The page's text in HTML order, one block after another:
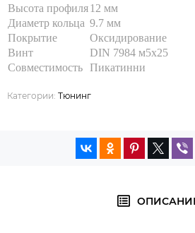
Высота профиля12 мм
Диаметр кольца 9.7 мм
Покрытие
Оксидирование
Винт
DIN 7984 м5х25
Совместимость Пикатинни
Категории: Тюнинг